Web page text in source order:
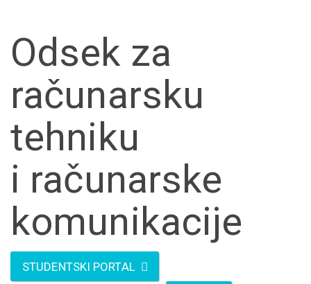
Odsek za
računarsku
tehniku
i računarske
komunikacije
STUDENTSKI PORTAL